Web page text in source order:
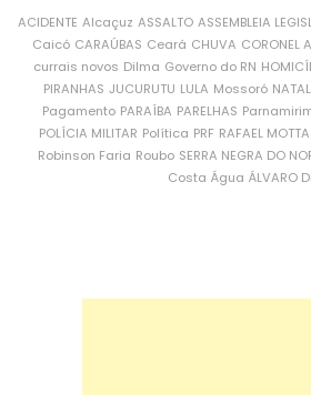
ACIDENTE Alcaçuz ASSALTO ASSEMBLEIA
Caicó CARAÚBAS Ceará CHUVA CORONEL
currais novos Dilma Governo do RN
PIRANHAS JUCURUTU LULA Mossoró NATAL
Pagamento PARAÍBA PARELHAS
POLÍCIA MILITAR Política PRF RAFAEL MOTTA
Robinson Faria Roubo SERRA NEGRA DO
Costa Água ÁLVARO